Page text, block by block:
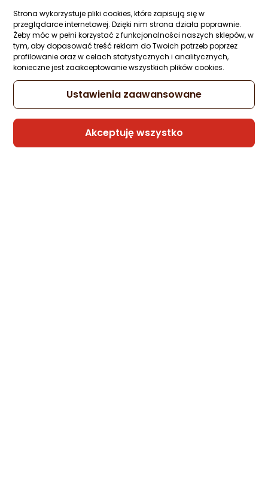
Strona wykorzystuje pliki cookies, które zapisują się w
przeglądarce internetowej. Dzięki nim strona działa poprawnie.
Żeby móc w pełni korzystać z funkcjonalności naszych sklepów, w
tym, aby dopasować treść reklam do Twoich potrzeb poprzez
profilowanie oraz w celach statystycznych i analitycznych,
konieczne jest zaakceptowanie wszystkich plików cookies.
Ustawienia zaawansowane
Akceptuję wszystko